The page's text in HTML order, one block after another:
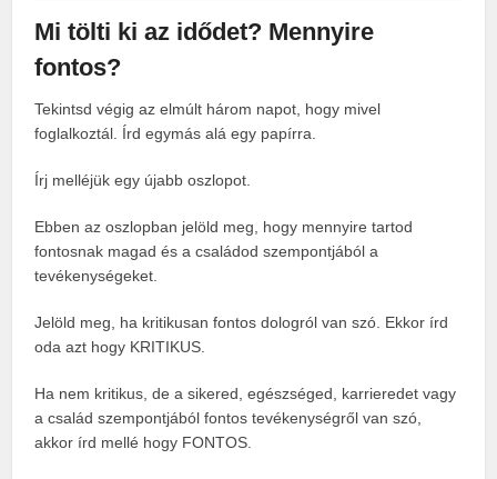
Mi tölti ki az idődet? Mennyire
fontos?
Tekintsd végig az elmúlt három napot, hogy mivel
foglalkoztál. Írd egymás alá egy papírra.
Írj melléjük egy újabb oszlopot.
Ebben az oszlopban jelöld meg, hogy mennyire tartod
fontosnak magad és a családod szempontjából a
tevékenységeket.
Jelöld meg, ha kritikusan fontos dologról van szó. Ekkor írd
oda azt hogy KRITIKUS.
Ha nem kritikus, de a sikered, egészséged, karrieredet vagy
a család szempontjából fontos tevékenységről van szó,
akkor írd mellé hogy FONTOS.